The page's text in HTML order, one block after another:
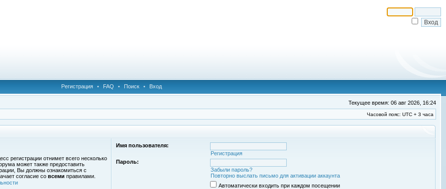
Регистрация • FAQ • Поиск • Вход
Текущее время: 06 авг 2026, 16:24
Часовой пояс: UTC + 3 часа
регистрации отнимет всего несколько
может также предоставить
Вы должны ознакомиться с
согласие со всеми правилами.
Имя пользователя:
Регистрация
Пароль:
Забыли пароль?
Повторно выслать письмо для активации аккаунта
Автоматически входить при каждом посещении